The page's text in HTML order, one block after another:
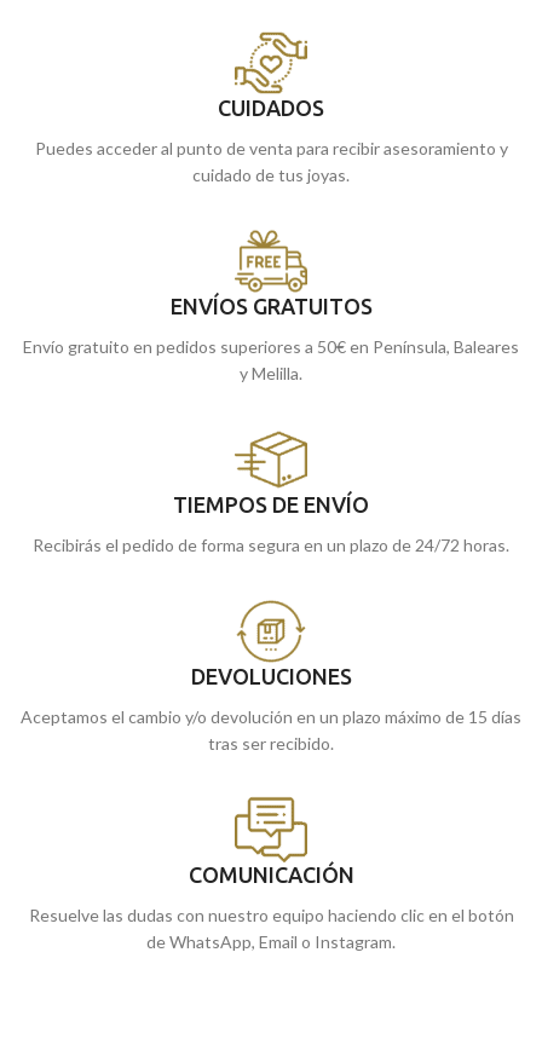
CUIDADOS
Puedes acceder al punto de venta para recibir asesoramiento y
cuidado de tus joyas.
ENVÍOS GRATUITOS
Envío gratuito en pedidos superiores a 50€ en Península, Baleares
y Melilla.
TIEMPOS DE ENVÍO
Recibirás el pedido de forma segura en un plazo de 24/72 horas.
DEVOLUCIONES
Aceptamos el cambio y/o devolución en un plazo máximo de 15 días
tras ser recibido.
COMUNICACIÓN
Resuelve las dudas con nuestro equipo haciendo clic en el botón
de WhatsApp, Email o Instagram.